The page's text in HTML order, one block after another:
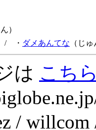
）
/ ・ ダメあんてな （じ
は こち
/